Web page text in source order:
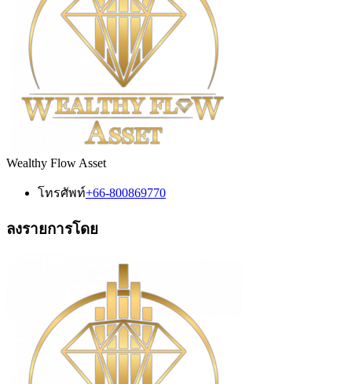
Wealthy Flow Asset
โทรศัพท์+66-800869770
ลงรายการโดย